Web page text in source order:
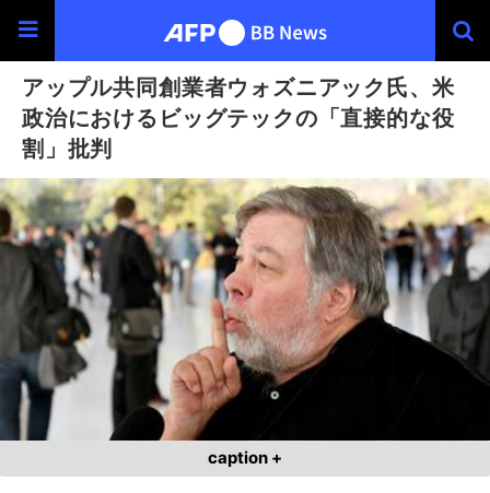
アップル共同創業者ウォズニアック氏、米
政治におけるビッグテックの「直接的な役
割」批判
caption +